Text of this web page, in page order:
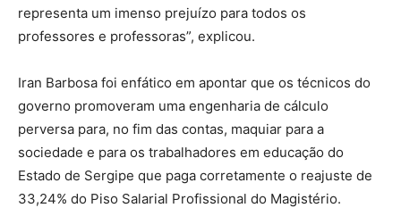
representa um imenso prejuízo para todos os
professores e professoras”, explicou.
Iran Barbosa foi enfático em apontar que os técnicos do
governo promoveram uma engenharia de cálculo
perversa para, no fim das contas, maquiar para a
sociedade e para os trabalhadores em educação do
Estado de Sergipe que paga corretamente o reajuste de
33,24% do Piso Salarial Profissional do Magistério.